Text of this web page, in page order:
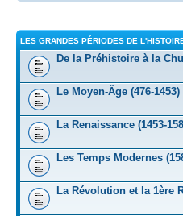
LES GRANDES PÉRIODES DE
De la Préhistoire à la
Le Moyen-Âge (476-1453)
La Renaissance (1453-
Les Temps Modernes
La Révolution et la 1ère